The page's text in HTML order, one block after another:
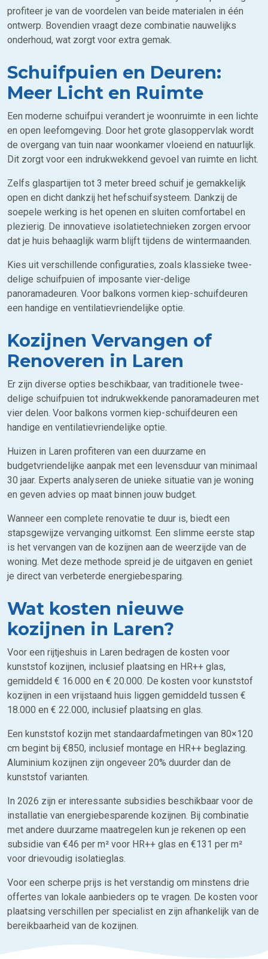
profiteer je van de voordelen van beide materialen in één
ontwerp. Bovendien vraagt deze combinatie nauwelijks
onderhoud, wat zorgt voor extra gemak.
Schuifpuien en Deuren:
Meer Licht en Ruimte
Een moderne schuifpui verandert je woonruimte in een lichte
en open leefomgeving. Door het grote glasoppervlak wordt
de overgang van tuin naar woonkamer vloeiend en natuurlijk.
Dit zorgt voor een indrukwekkend gevoel van ruimte en licht.
Zelfs glaspartijen tot 3 meter breed schuif je gemakkelijk
open en dicht dankzij het hefschuifsysteem. Dankzij de
soepele werking is het openen en sluiten comfortabel en
plezierig. De innovatieve isolatietechnieken zorgen ervoor
dat je huis behaaglijk warm blijft tijdens de wintermaanden.
Kies uit verschillende configuraties, zoals klassieke twee-
delige schuifpuien of imposante vier-delige
panoramadeuren. Voor balkons vormen kiep-schuifdeuren
een handige en ventilatievriendelijke optie.
Kozijnen Vervangen of
Renoveren in Laren
Er zijn diverse opties beschikbaar, van traditionele twee-
delige schuifpuien tot indrukwekkende panoramadeuren met
vier delen. Voor balkons vormen kiep-schuifdeuren een
handige en ventilatievriendelijke optie.
Huizen in Laren profiteren van een duurzame en
budgetvriendelijke aanpak met een levensduur van minimaal
30 jaar. Experts analyseren de unieke situatie van je woning
en geven advies op maat binnen jouw budget.
Wanneer een complete renovatie te duur is, biedt een
stapsgewijze vervanging uitkomst. Een slimme eerste stap
is het vervangen van de kozijnen aan de weerzijde van de
woning. Met deze methode spreid je de uitgaven en geniet
je direct van verbeterde energiebesparing.
Wat kosten nieuwe
kozijnen in Laren?
Voor een rijtjeshuis in Laren bedragen de kosten voor
kunststof kozijnen, inclusief plaatsing en HR++ glas,
gemiddeld € 16.000 en € 20.000. De kosten voor kunststof
kozijnen in een vrijstaand huis liggen gemiddeld tussen €
18.000 en € 22.000, inclusief plaatsing en glas.
Een kunststof kozijn met standaardafmetingen van 80×120
cm begint bij €850, inclusief montage en HR++ beglazing.
Aluminium kozijnen zijn ongeveer 20% duurder dan de
kunststof varianten.
In 2026 zijn er interessante subsidies beschikbaar voor de
installatie van energiebesparende kozijnen. Bij combinatie
met andere duurzame maatregelen kun je rekenen op een
subsidie van €46 per m² voor HR++ glas en €131 per m²
voor drievoudig isolatieglas.
Voor een scherpe prijs is het verstandig om minstens drie
offertes van lokale aanbieders op te vragen. De kosten voor
plaatsing verschillen per specialist en zijn afhankelijk van de
bereikbaarheid van de kozijnen.